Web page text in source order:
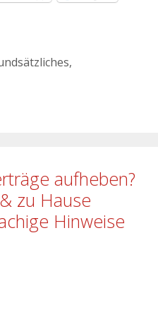
,
aufheben?
zu Hause
Hinweise